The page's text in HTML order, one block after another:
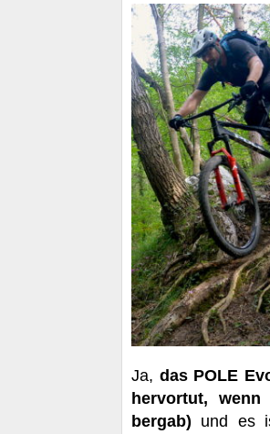
Ja, das POLE
hervortut,
bergab) und es